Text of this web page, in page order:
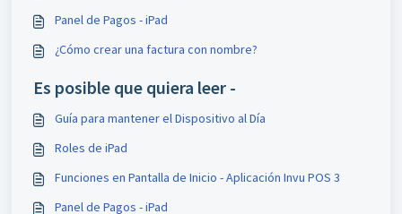
Panel de Pagos - iPad
¿Cómo crear una factura con nombre?
Es posible que quiera leer -
Guía para mantener el Dispositivo al Día
Roles de iPad
Funciones en Pantalla de Inicio - Aplicación Invu POS 3
Panel de Pagos - iPad